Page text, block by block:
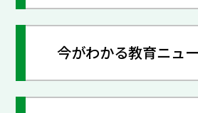
今がわかる教育ニュ